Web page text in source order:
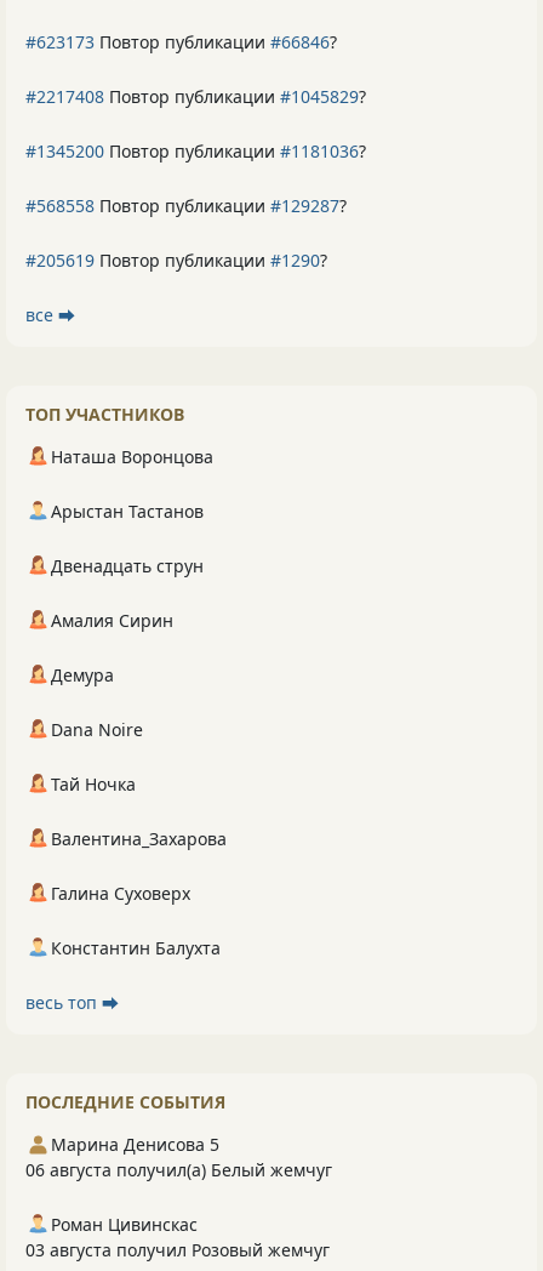
#623173 Повтор публикации #66846?
#2217408 Повтор публикации #1045829?
#1345200 Повтор публикации #1181036?
#568558 Повтор публикации #129287?
#205619 Повтор публикации #1290?
все ⮕
ТОП УЧАСТНИКОВ
Наташа Воронцова
Арыстан Тастанов
Двенадцать струн
Амалия Сирин
Демура
Dana Noire
Тай Ночка
Валентина_Захарова
Галина Суховерх
Константин Балухта
весь топ ⮕
ПОСЛЕДНИЕ СОБЫТИЯ
Марина Денисова 5
06 августа получил(а) Белый жемчуг
Роман Цивинскас
03 августа получил Розовый жемчуг